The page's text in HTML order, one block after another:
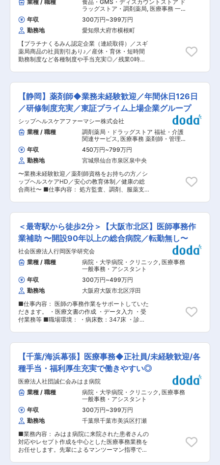
西区鳳西町1‐72-10 JR「鳳」駅から徒歩8分）
・リッカケア訪問薬局塚口ラボ（兵庫県尼崎市南
塚口町1-9-12 阪急「塚口駅」から徒歩6分） ・
リッカケア訪問薬局大日ラボ（大阪府守口市八雲
中町1丁目11-30 谷町線「守口駅」から徒歩9
分）
お会計」をお任せします。 ・発注、期限管理、廃
棄処理 ・レセプト請求 ・在宅調剤お届け対応
など ＜ポジションの魅力＞ ◇働きやすい環境 ・
残業ほぼ無し！残業の改善意識は非常に高く、社
員全体に生産性向上の意識が根付いています。 ・
全店舗社員が年2回4連休を取得しており、旅行に
行くなどお休みの充実も叶います。 ◇充実の制度
／福利厚生 ・出産や介護休暇はもちろん、育児休
暇については法令よりも充実した期間をご用意。
績）と働き続けやすい職場環境です。 ・スギ薬局
の店内商品10〜30％OFFの社員割引もあり◎ ・
子ども手当の支給あり。子育て家庭にも優しい企
業です。 ■当社について： ・創業から一貫して
「調剤併設型ドラッグストア」として、関東・中
部・関西・北陸で2330店舗（2026/03現在）を
展開しているスギ薬局。現在も年100店舗という
圧倒的なスケールで出店するなど、さらに順調に
事業拡大中です。 ・中途入社者への理解があり馴
染みやすく、各種研修や受入体制も整っておりま
す。仕事と子育ての両立支援はもちろん、ライフ
スタイルに合わせて働く勤務地の範囲を限定でき
る「勤務地限定制度」をはじめ、長く働くための
略として、地域生活の病気予防〜健康管理まで、
障害サポートできる体制を構築中です。PB商品の
も積極的に推進しています。 変更の範囲：会社の
定める業務
業種 / 職種
食品・GMS・ディスカウントストア ド
ラッグストア・調剤薬局, 医療事務 一
般事務・アシスタント
年収 300万円~399万円
勤務地
愛知県大府市横根町
【プラチナくるみん認定企業（連続取得）／スギ
薬局商品の社員割引あり♪／産休・育休・短時間
勤務制度など各種制度や手当充実◎／残業0時間
て、調剤薬局内での受付業務・処方箋入力などの
業務を行う薬局事務を募集します。 ■業務内容：
・受付業務（相談対応、不足薬対応、おくすり手
帳紹介） ・薬局管理（クリンリネス、荷受け、開
閉局業務） ・金銭管理（日次債権管理） ・調剤
補助（受付〜お会計まで） ※調剤補助業務は「処
方せん受付→ 処方せん情報入力→調剤準備行為→
お会計」をお任せします。 ・発注、期限管理、廃
棄処理 ・レセプト請求 ・在宅調剤お届け対応
など ＜ポジションの魅力＞ ◇働きやすい環境 ・
残業ほぼ無し！残業の改善意識は非常に高く、社
員全体に生産性向上の意識が根付いています。 ・
全店舗社員が年2回4連休を取得しており、旅行に
行くなどお休みの充実も叶います。 ◇充実の制度
／福利厚生 ・出産や介護休暇はもちろん、育児休
暇については法令よりも充実した期間をご用意。
績）と働き続けやすい職場環境です。 ・スギ薬局
の店内商品10〜30％OFFの社員割引もあり◎ ・
子ども手当の支給あり。子育て家庭にも優しい企
業です。 ■当社について： ・創業から一貫して
「調剤併設型ドラッグストア」として、関東・中
部・関西・北陸で2330店舗（2026/03現在）を
展開しているスギ薬局。現在も年100店舗という
圧倒的なスケールで出店するなど、さらに順調に
事業拡大中です。 ・中途入社者への理解があり馴
染みやすく、各種研修や受入体制も整っておりま
す。仕事と子育ての両立支援はもちろん、ライフ
スタイルに合わせて働く勤務地の範囲を限定でき
る「勤務地限定制度」をはじめ、長く働くための
略として、地域生活の病気予防〜健康管理まで、
障害サポートできる体制を構築中です。PB商品の
も積極的に推進しています。 変更の範囲：会社の
定める業務
【静岡】薬剤師◆業務未経験歓迎／年間休日126日
／研修制度充実／東証プライム上場企業グループ
シップヘルスケアファーマシー株式会社
業種 / 職種
調剤薬局・ドラッグストア 福祉・介護
関連サービス, 医療事務 薬剤師・管理
薬剤師
年収 450万円~799万円
勤務地
宮城県仙台市泉区泉中央
〜業務未経験歓迎／薬剤師資格をお持ちの方／シ
ップヘルスケアHD／安心の教育体制／健康の総
合商社〜 ■仕事内容： 処方監査、調剤、服薬支
内科／神経内科／脳神経外科／整形外科／精神
科・心療内科／眼科／耳鼻咽喉科／皮膚科／泌尿
器科／小児科 ■サービス形態： 調剤薬局／在宅
サービス ■当社について： 保険薬局だけでな
く、有料老人ホームや訪問看護ステーションなど
を運営する、医療・介護・福祉の3本のビジネス
の柱を持つ「健康の総合商社」です。東証プライ
ム上場のシップヘルスケアホールディングスのグ
ループ企業でもあり、安定した環境の中で長く働
くことができます。 また、当社は次世代の薬局の
あるべき形を見据えて、20年以上前から在宅医療
に取り組んでおり、今後の超高齢社会に対しても
ビジネスとして十分な準備ができている会社で
す。 ■やりがいは地域貢献： 地元に根づいた薬
局を運営しているため、地元の患者様に多くご利
用をいただいている環境です。患者様対応や薬剤
がとう」を一緒に集めましょう ■ライフステージ
の変化があっても安心して働ける会社： ・当社の
社員が転職活動をしなくていい環境を作る。そん
な思いから、様々な福利厚生や待遇をご用意して
います。仕事もプライベートも充実できる環境を
作った結果、新卒3年定着率95.5％となりまし
た。 変更の範囲：会社の定める業務
＜最寄駅から徒歩2分＞【大阪市北区】医師事務作
業補助 〜開設90年以上の総合病院／転勤無し〜
社会医療法人行岡医学研究会
業種 / 職種
病院・大学病院・クリニック , 医療事務
一般事務・アシスタント
年収
300万円~499万円
勤務地
大阪府大阪市北区浮田
■仕事内容： 医師の事務作業をサポートしていた
だきます。 ・医療文書の作成 ・データ入力 ・受
付業務等 ■職場環境： ・病床数：347床 ・診療
科、 耳鼻咽喉科、リハビリテーション
科、放射線科、歯科、歯科口腔外科、麻酔科 ・現
場の年齢層：20代、30代 ■職場環境の整備につ
いて： ・2012年12月1日、国内の医療機関として
は初めて国連が提唱する企業の行動範囲「女性の
エンパワーメント原則」に署名しました。 従来よ
り女性が働きやすく、活躍できる職場環境整備に
努めてまいりましたが、本原則に署名することに
より、今後も継続的に女性が意欲をもって活躍で
きる職場環境の整備に取り組みます。 ・参考：
「女性のエンパワーメント原則」の7原則 1.トッ
プのリーダーシップによるジェンダー平等の推進
2.機会の均等、インクルージョン、差別の撤廃 3.
健康、安全、暴力の撤廃 4.教育と研修 5.事業開
発、サプライチェーン、マーケティング活動 6.地
域におけるリーダーシップと参画 7.透明性、成果
【千葉/海浜幕張】医療事務◆正社員/未経験歓迎/各
種手当・福利厚生充実で働きやすい◎
医療法人社団誠仁会みはま病院
業種 / 職種
病院・大学病院・クリニック , 医療事務
一般事務・アシスタント
年収
300万円~399万円
勤務地
千葉県千葉市美浜区打瀬
■業務内容： みはま病院に来院された患者さんの
対応やレセプト作成を中心とした医療事務業務を
お任せします。先輩によるマンツーマン指導で優